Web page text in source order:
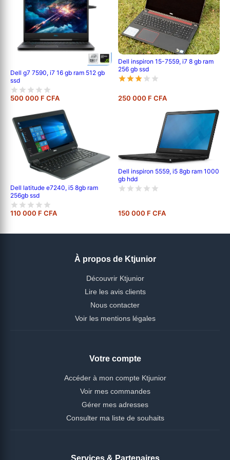
Dell g7 7590, i7 16 gb ram 512 gb
ssd
500 000 F CFA
Dell inspiron 15-7559, i7 8 gb ram
256 gb ssd
250 000 F CFA
Dell latitude e7240, i5 8gb ram
256gb ssd
110 000 F CFA
Dell inspiron 5559, i5 8gb ram 1000
gb hdd
150 000 F CFA
À propos de Ktjunior
Découvrir Ktjunior
Lire les avis clients
Nous contacter
Voir les mentions légales
Votre compte
Accéder à mon compte Ktjunior
Voir mes commandes
Gérer mes adresses
Consulter ma liste de souhaits
Services & Partenaires